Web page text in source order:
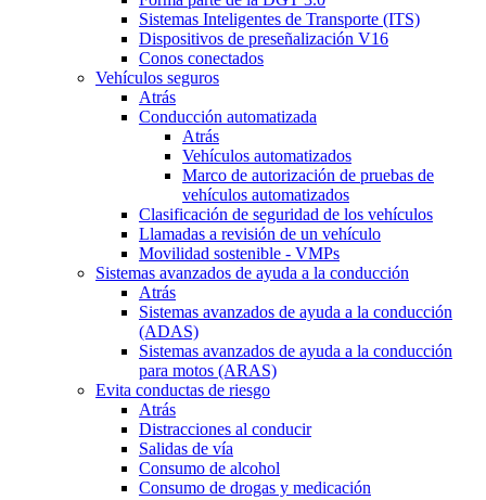
Sistemas Inteligentes de Transporte (ITS)
Dispositivos de preseñalización V16
Conos conectados
Vehículos seguros
Atrás
Conducción automatizada
Atrás
Vehículos automatizados
Marco de autorización de pruebas de
vehículos automatizados
Clasificación de seguridad de los vehículos
Llamadas a revisión de un vehículo
Movilidad sostenible - VMPs
Sistemas avanzados de ayuda a la conducción
Atrás
Sistemas avanzados de ayuda a la conducción
(ADAS)
Sistemas avanzados de ayuda a la conducción
para motos (ARAS)
Evita conductas de riesgo
Atrás
Distracciones al conducir
Salidas de vía
Consumo de alcohol
Consumo de drogas y medicación